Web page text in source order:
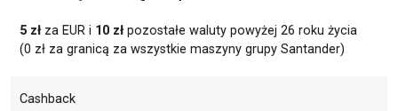
5 złza EUR i 10 złpozostałe waluty powyżej 26 roku życia
(0 zł za granicą za wszystkie maszyny grupy Santander)
Cashback